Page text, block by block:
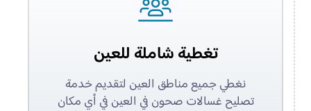
تغطية شاملة للعين
نغطي جميع مناطق العين لتقديم خدمة
تصليح غسالات صحون في العين في أي مكان